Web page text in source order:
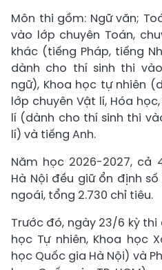
Môn thi gồm: Ngữ văn;
vào lớp chuyên Toán,
khác (tiếng Pháp, tiếng
dành cho thí sinh thi
ngữ), Khoa học tự nhiên
lớp chuyên Vật lí, Hóa
lí (dành cho thí sinh thi
lí) và tiếng Anh.
Năm học 2026-2027, cả
Hà Nội đều giữ ổn định
ngoái, tổng 2.730 chỉ tiêu.
Trước đó, ngày 23/6 kỳ
học Tự nhiên, Khoa học
học Quốc gia Hà Nội) và